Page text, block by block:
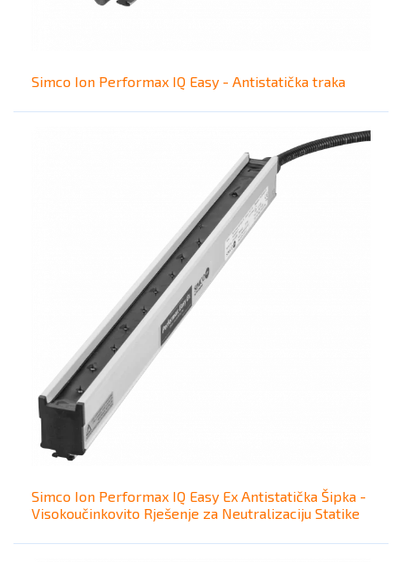
Simco Ion Performax IQ Easy - Antistatička traka
Simco Ion Performax IQ Easy Ex Antistatička Šipka -
Visokoučinkovito Rješenje za Neutralizaciju Statike